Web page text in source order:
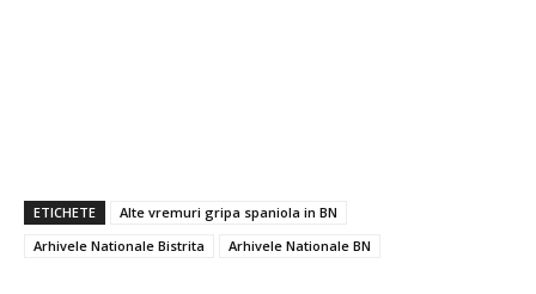
ETICHETE
Alte vremuri gripa spaniola in BN
Arhivele Nationale Bistrita
Arhivele Nationale BN